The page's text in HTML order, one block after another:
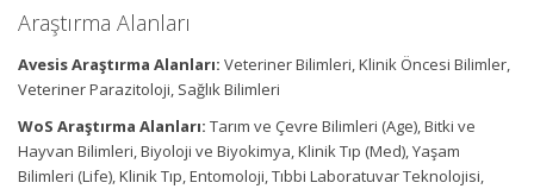
Araştırma Alanları
Avesis Araştırma Alanları: Veteriner Bilimleri, Klinik Öncesi Bilimler,
Veteriner Parazitoloji, Sağlık Bilimleri
WoS Araştırma Alanları: Tarım ve Çevre Bilimleri (Age), Bitki ve
Hayvan Bilimleri, Biyoloji ve Biyokimya, Klinik Tıp (Med), Yaşam
Bilimleri (Life), Klinik Tıp, Entomoloji, Tıbbi Laboratuvar Teknolojisi,